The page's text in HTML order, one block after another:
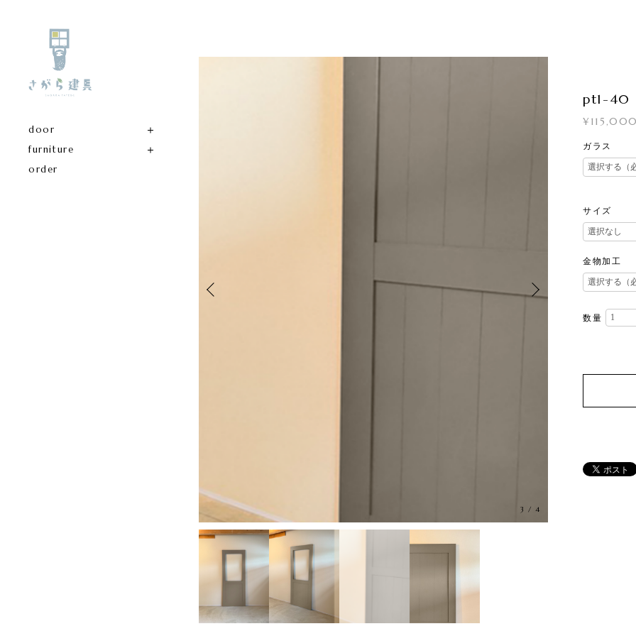
door
furniture
order
3 /4
pt1-40
ガラス
サイズ
金物加工
数量